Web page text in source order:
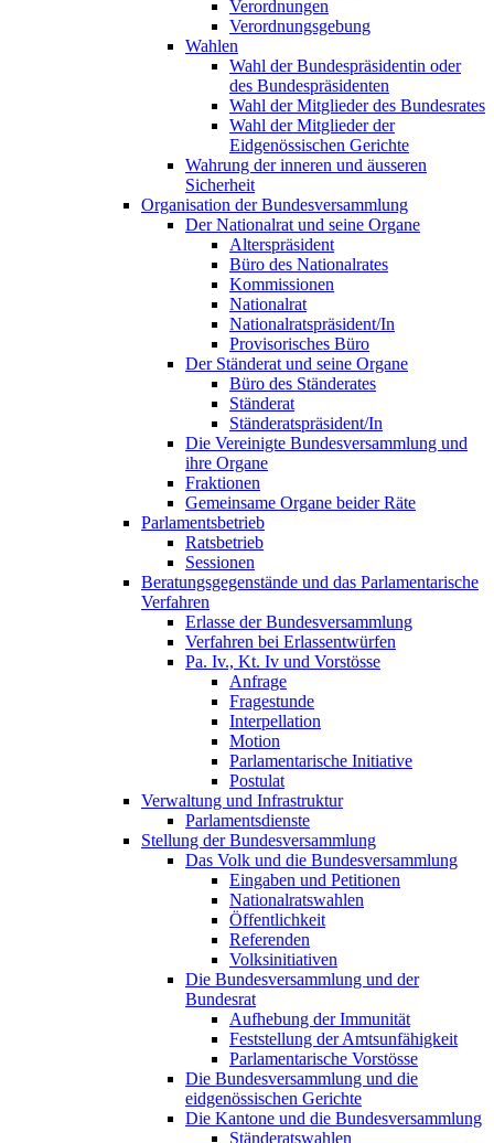
Verordnungen
Verordnungsgebung
Wahlen
Wahl der Bundespräsidentin oder
des Bundespräsidenten
Wahl der Mitglieder des Bundesrates
Wahl der Mitglieder der
Eidgenössischen Gerichte
Wahrung der inneren und äusseren
Sicherheit
Organisation der Bundesversammlung
Der Nationalrat und seine Organe
Alterspräsident
Büro des Nationalrates
Kommissionen
Nationalrat
Nationalratspräsident/In
Provisorisches Büro
Der Ständerat und seine Organe
Büro des Ständerates
Ständerat
Ständeratspräsident/In
Die Vereinigte Bundesversammlung und
ihre Organe
Fraktionen
Gemeinsame Organe beider Räte
Parlamentsbetrieb
Ratsbetrieb
Sessionen
Beratungsgegenstände und das Parlamentarische
Verfahren
Erlasse der Bundesversammlung
Verfahren bei Erlassentwürfen
Pa. Iv., Kt. Iv und Vorstösse
Anfrage
Fragestunde
Interpellation
Motion
Parlamentarische Initiative
Postulat
Verwaltung und Infrastruktur
Parlamentsdienste
Stellung der Bundesversammlung
Das Volk und die Bundesversammlung
Eingaben und Petitionen
Nationalratswahlen
Öffentlichkeit
Referenden
Volksinitiativen
Die Bundesversammlung und der
Bundesrat
Aufhebung der Immunität
Feststellung der Amtsunfähigkeit
Parlamentarische Vorstösse
Die Bundesversammlung und die
eidgenössischen Gerichte
Die Kantone und die Bundesversammlung
Ständeratswahlen